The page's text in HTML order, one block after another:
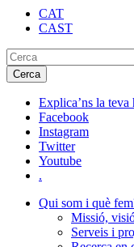
CAT
CAST
Explica’ns la teva
Facebook
Instagram
Twitter
Youtube
.
Qui som i què
Missió,
Serveis i